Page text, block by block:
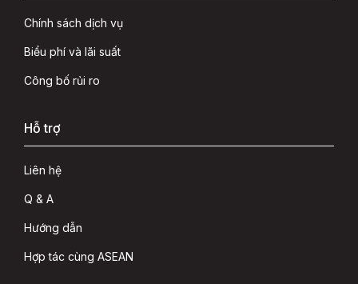
Chính sách dịch vụ
Biểu phí và lãi suất
Công bố rủi ro
Hỗ trợ
Liên hệ
Q & A
Hướng dẫn
Hợp tác cùng ASEAN